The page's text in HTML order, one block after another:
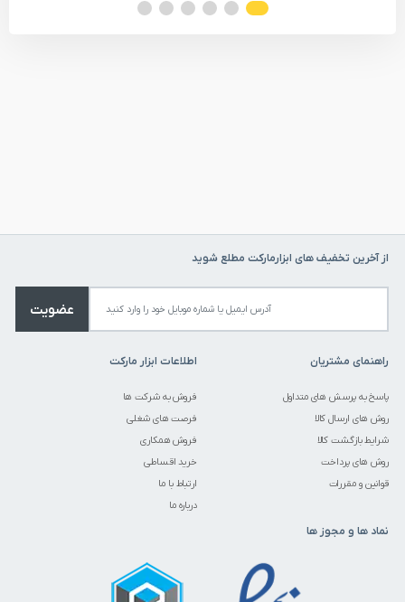
از آخرین تخفیف های ابزارمارکت مطلع شوید
عضویت
راهنمای مشتریان
پاسخ به پرسش های متداول
روش های ارسال کالا
شرایط بازگشت کالا
روش های پرداخت
قوانین و مقررات
اطلاعات ابزار مارکت
فروش به شرکت ها
فرصت های شغلی
فروش همکاری
خرید اقساطی
ارتباط با ما
درباره ما
نماد ها و مجوز ها